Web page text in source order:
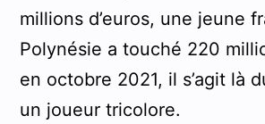
millions d’euros, une jeune
Polynésie a touché 220
en octobre 2021, il s’agit là
un joueur tricolore.